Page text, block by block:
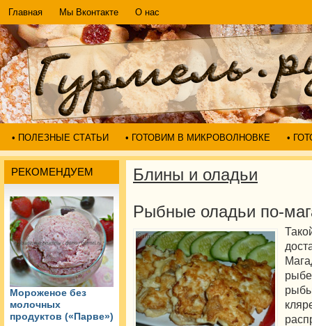
Главная Мы Вконтакте О нас
• ПОЛЕЗНЫЕ СТАТЬИ • ГОТОВИМ В МИКРОВОЛНОВКЕ •
РЕКОМЕНДУЕМ
Мороженое без
молочных
продуктов («Парве»)
Блины и оладьи
Рыбные оладьи по-